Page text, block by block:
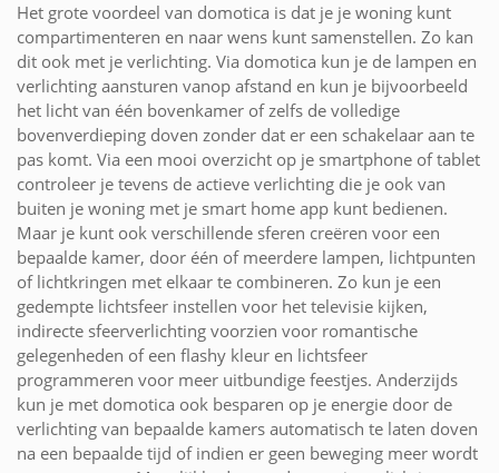
Het grote voordeel van domotica is dat je je woning kunt
compartimenteren en naar wens kunt samenstellen. Zo kan
dit ook met je verlichting. Via domotica kun je de lampen en
verlichting aansturen vanop afstand en kun je bijvoorbeeld
het licht van één bovenkamer of zelfs de volledige
bovenverdieping doven zonder dat er een schakelaar aan te
pas komt. Via een mooi overzicht op je smartphone of tablet
controleer je tevens de actieve verlichting die je ook van
buiten je woning met je smart home app kunt bedienen.
Maar je kunt ook verschillende sferen creëren voor een
bepaalde kamer, door één of meerdere lampen, lichtpunten
of lichtkringen met elkaar te combineren. Zo kun je een
gedempte lichtsfeer instellen voor het televisie kijken,
indirecte sfeerverlichting voorzien voor romantische
gelegenheden of een flashy kleur en lichtsfeer
programmeren voor meer uitbundige feestjes. Anderzijds
kun je met domotica ook besparen op je energie door de
verlichting van bepaalde kamers automatisch te laten doven
na een bepaalde tijd of indien er geen beweging meer wordt